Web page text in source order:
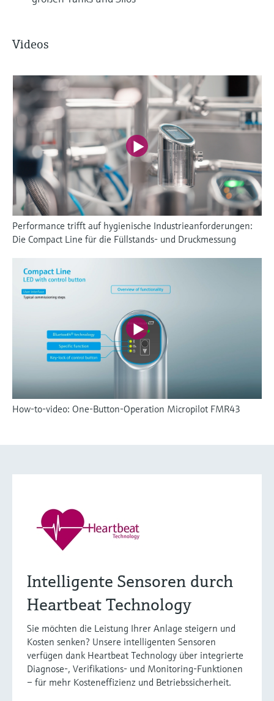
Videos
Performance trifft auf hygienische Industrieanforderungen:
Die Compact Line für die Füllstands- und Druckmessung
How-to-video: One-Button-Operation Micropilot FMR43
Intelligente Sensoren durch
Heartbeat Technology
Sie möchten die Leistung Ihrer Anlage steigern und
Kosten senken? Unsere intelligenten Sensoren
verfügen dank Heartbeat Technology über integrierte
Diagnose-, Verifikations- und Monitoring-Funktionen
– für mehr Kosteneffizienz und Betriebssicherheit.